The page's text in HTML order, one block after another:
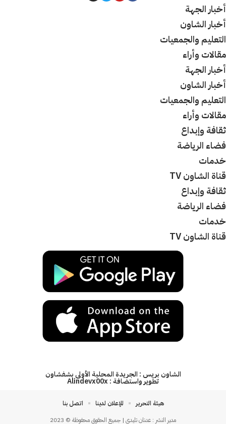
أخبار الجهة
أخبار الشاون
التعليم والجمعيات
مقالات وأراء
أخبار الجهة
أخبار الشاون
التعليم والجمعيات
مقالات وأراء
ثقافة وإبداع
فضاء الرياضة
خدمات
قناة الشاون TV
ثقافة وإبداع
فضاء الرياضة
خدمات
قناة الشاون TV
الشاون بريس : الجريدة المحلية الأولى بشفشاون
تطوير واستضافة : Alindevx00x
مدير النشر : عدنان تليدي | جميع الحقوق محفوظة © 2023
هيئة التحرير للإعلان لدينا اتصل بنا